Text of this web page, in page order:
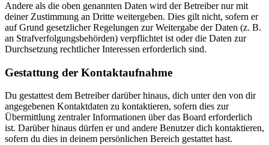
Andere als die oben genannten Daten wird der Betreiber nur mit
deiner Zustimmung an Dritte weitergeben. Dies gilt nicht, sofern er
auf Grund gesetzlicher Regelungen zur Weitergabe der Daten (z. B.
an Strafverfolgungsbehörden) verpflichtet ist oder die Daten zur
Durchsetzung rechtlicher Interessen erforderlich sind.
Gestattung der Kontaktaufnahme
Du gestattest dem Betreiber darüber hinaus, dich unter den von dir
angegebenen Kontaktdaten zu kontaktieren, sofern dies zur
Übermittlung zentraler Informationen über das Board erforderlich
ist. Darüber hinaus dürfen er und andere Benutzer dich kontaktieren,
sofern du dies in deinem persönlichen Bereich gestattet hast.